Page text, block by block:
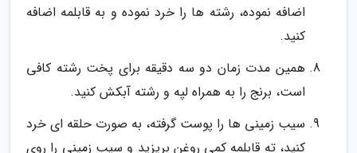
اضافه نموده، رشته ها را خرد نموده و به قابلمه اضافه
کنید.
همین مدت زمان دو سه دقیقه برای پخت رشته کافی
است، برنج را به همراه لپه و رشته آبکش کنید.
سیب زمینی ها را پوست گرفته، به صورت حلقه ای خرد
کنید، ته قابلمه کمی روغن بریزید و سیب زمینی را روی